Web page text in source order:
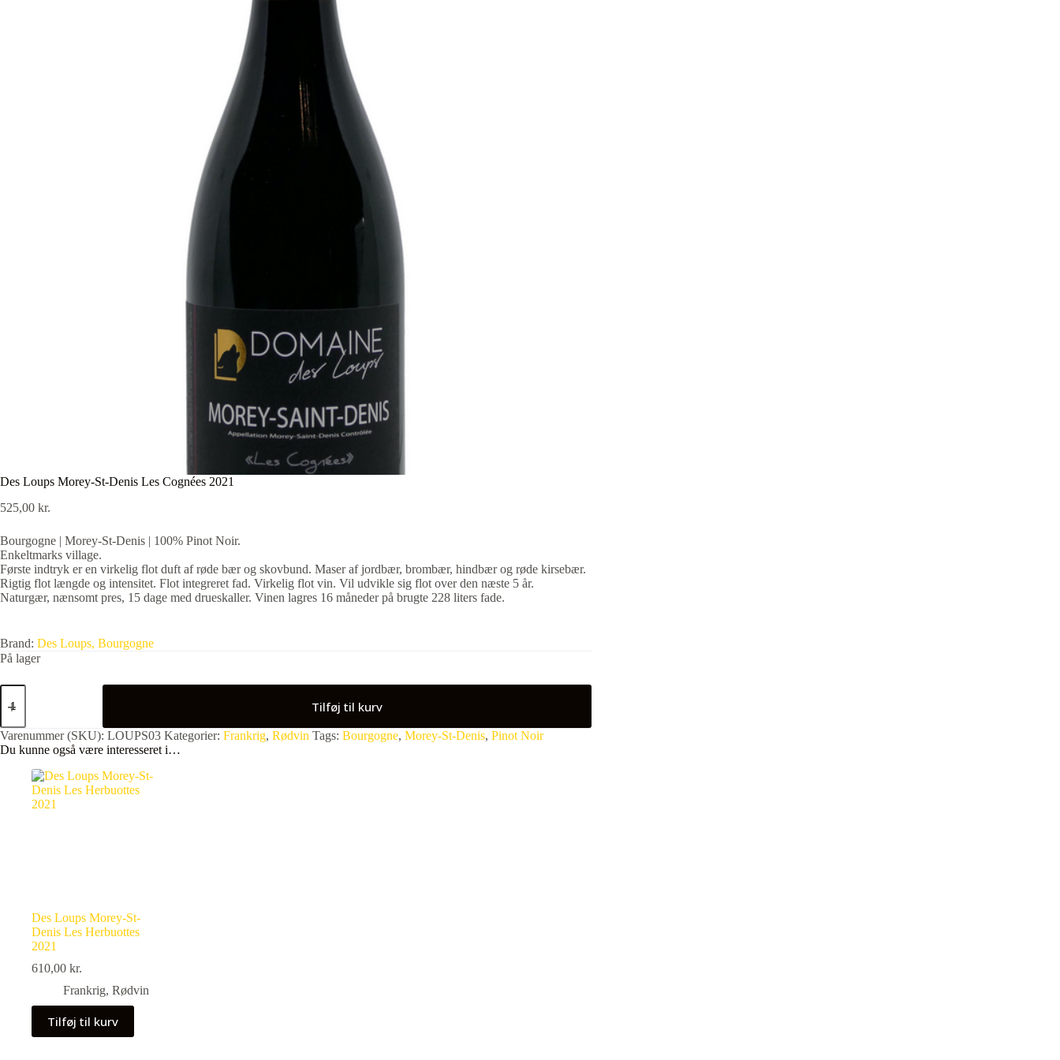
Des Loups Morey-St-Denis Les Cognées 2021
525,00 kr.
Bourgogne | Morey-St-Denis | 100% Pinot Noir.
Enkeltmarks village.
Første indtryk er en virkelig flot duft af røde bær og skovbund. Maser af jordbær, brombær, hindbær og røde kirsebær.
Rigtig flot længde og intensitet. Flot integreret fad. Virkelig flot vin. Vil udvikle sig flot over den næste 5 år.
Naturgær, nænsomt pres, 15 dage med drueskaller. Vinen lagres 16 måneder på brugte 228 liters fade.
Brand: Des Loups, Bourgogne
På lager
Des
Loups
St-
Denis
Les
Cognées
Tilføj til kurv
Varenummer (SKU): LOUPS03 Kategorier: Frankrig, Rødvin Tags: Bourgogne, Morey-St-Denis, Pinot Noir
Du kunne også være interesseret i…
Des Loups Morey-St-
Denis Les Herbuottes
2021
610,00 kr.
Frankrig, Rødvin
Tilføj til kurv